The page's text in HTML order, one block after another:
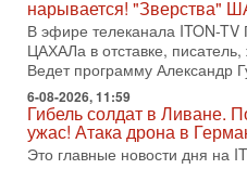
по вопросам безопасности,
Международного управления
31-07-2026, 09:02
Битва за разоружение
31/07/2026
Сегодня президент США
достижении исторического
разоружении ХАМАСа и
нарывается! "Зверства"
В эфире телеканала ITON-
ЦАХАЛа в отставке,
Ведет программу Александр
6-08-2026, 11:59
Гибель солдат в Ливане.
ужас! Атака дрона в
Это главные новости дня на